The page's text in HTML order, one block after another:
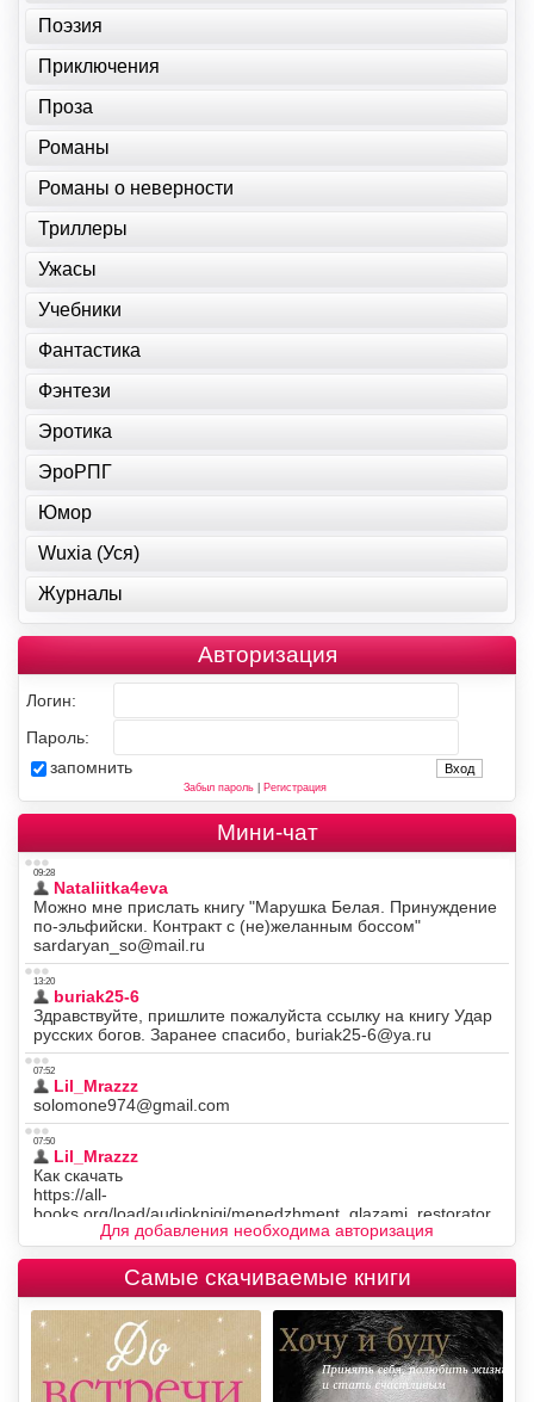
Поэзия
Приключения
Проза
Романы
Романы о неверности
Триллеры
Ужасы
Учебники
Фантастика
Фэнтези
Эротика
ЭроРПГ
Юмор
Wuxia (Уся)
Журналы
Авторизация
Логин:
Пароль:
запомнить
Забыл пароль| Регистрация
Мини-чат
Для добавления необходима авторизация
Самые скачиваемые книги